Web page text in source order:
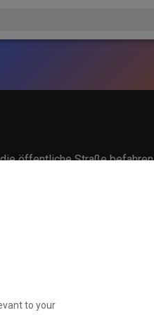
öffentliche Straße befahren
to your